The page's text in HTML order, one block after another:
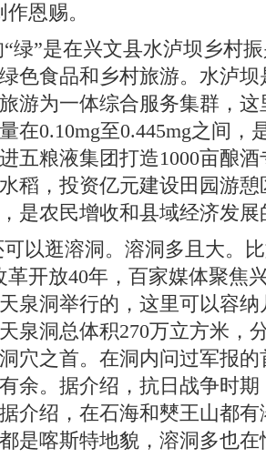
恩赐。
绿”是在兴文县水泸坝乡村
色食品和乡村旅游。水泸
游为一体综合服务集群，
在0.10mg至0.445mg之间，
五粮液集团打造1000亩酿
稻，投资亿元建设田园游
是农民增收和县域经济发展
以逛溶洞。溶洞多且大。
革开放40年，百家媒体聚焦
泉洞举行的，这里可以容
泉洞总体积270万立方米，
穴之首。在洞内问过军报
余。据介绍，抗日战争时
介绍，在石海和僰王山都
是喀斯特地貌，溶洞多也在